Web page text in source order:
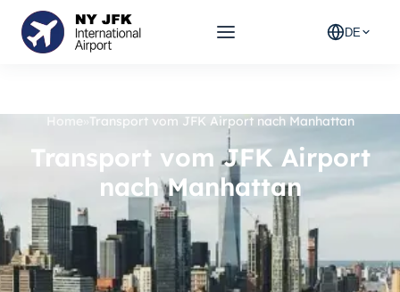
DE
Home Transport vom JFK Airport nach Manhattan
Transport vom JFK Airport
nach Manhattan